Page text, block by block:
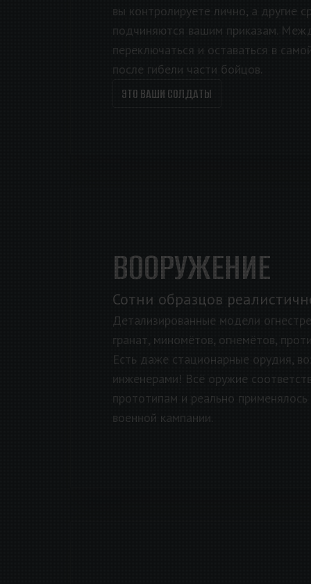
вы контролируете лично, а другие
подчиняются вашим приказам.
переключаться и оставаться в
после гибели части бойцов.
ЭТО ВАШИ СОЛДАТЫ
ВООРУЖЕНИЕ
Сотни образцов
Детализированные модели
гранат, миномётов, огнемётов,
Есть даже стационарные орудия,
инженерами! Всё оружие
прототипам и реально
военной кампании.